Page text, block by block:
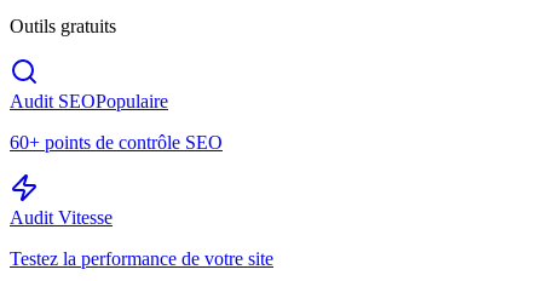
Outils gratuits
Audit SEOPopulaire
60+ points de contrôle SEO
Audit Vitesse
Testez la performance de votre site